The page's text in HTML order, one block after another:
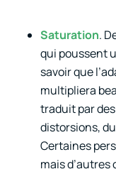
Saturation.
qui poussent
savoir que
multipliera
traduit par
distorsions,
Certaines
mais